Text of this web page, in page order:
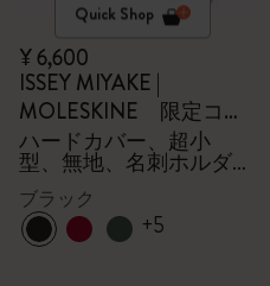
Quick Shop
¥ 6,600
ISSEY MIYAKE |
MOLESKINE 限定コレ
クション
ハードカバー、超小
型、無地、名刺ホルダ
ー - 箱付き
ブラック
+5